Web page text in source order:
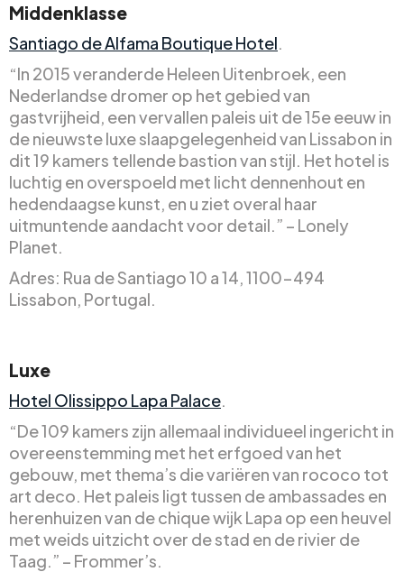
Middenklasse
Santiago de Alfama Boutique Hotel.
“In 2015 veranderde Heleen Uitenbroek, een
Nederlandse dromer op het gebied van
gastvrijheid, een vervallen paleis uit de 15e eeuw in
de nieuwste luxe slaapgelegenheid van Lissabon in
dit 19 kamers tellende bastion van stijl. Het hotel is
luchtig en overspoeld met licht dennenhout en
hedendaagse kunst, en u ziet overal haar
uitmuntende aandacht voor detail.” – Lonely
Planet.
Adres: Rua de Santiago 10 a 14, 1100-494
Lissabon, Portugal.
Luxe
Hotel Olissippo Lapa Palace.
“De 109 kamers zijn allemaal individueel ingericht in
overeenstemming met het erfgoed van het
gebouw, met thema’s die variëren van rococo tot
art deco. Het paleis ligt tussen de ambassades en
herenhuizen van de chique wijk Lapa op een heuvel
met weids uitzicht over de stad en de rivier de
Taag.” – Frommer’s.